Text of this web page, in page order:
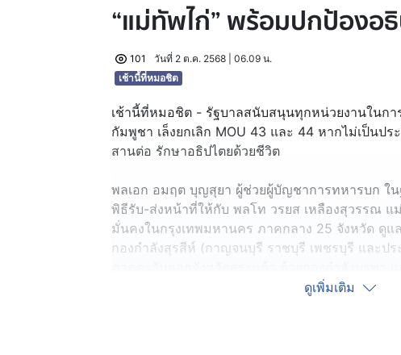
“แม่ทัพไก่” พร้อมปกป้องอ
101
วันที่ 2 ต.ค. 2568 | 06.09 น.
เช้านี้ที่หมอชิต
เช้านี้ที่หมอชิต - รัฐบาลสนับสนุนทุกหน่วยงานในก
กัมพูชา เล็งยกเลิก MOU 43 และ 44 หากไม่เป็นป
สานต่อ รักษาอธิปไตยด้วยชีวิต
พลเอก อมฤต บุญสุยา ผู้ช่วยผู้บัญชาการทหารบก ใ
พิธีรับ-ส่งหน้าที่ให้กับ พลโท วรยส เหลืองสุวรรณ
มั่นคงในกรุงเทพมหานคร ภาคกลาง 25 จังหวัด ดู
กองกำลังสุรสีห์ (กาญจนบุรี ราชบุรี เพชรบุรี และป
ดูเพิ่มเติม